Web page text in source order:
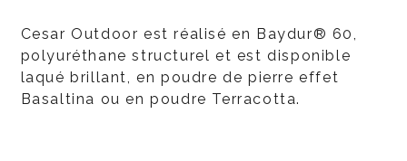
Cesar Outdoor est réalisé en Baydur® 60,
polyuréthane structurel et est disponible
laqué brillant, en poudre de pierre effet
Basaltina ou en poudre Terracotta.